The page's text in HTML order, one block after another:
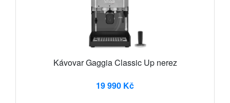
Kávovar Gaggia Classic Up nerez
19 990 Kč